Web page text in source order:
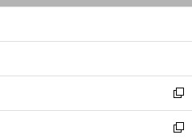
ン
ウ
開
く
新
し
い
新